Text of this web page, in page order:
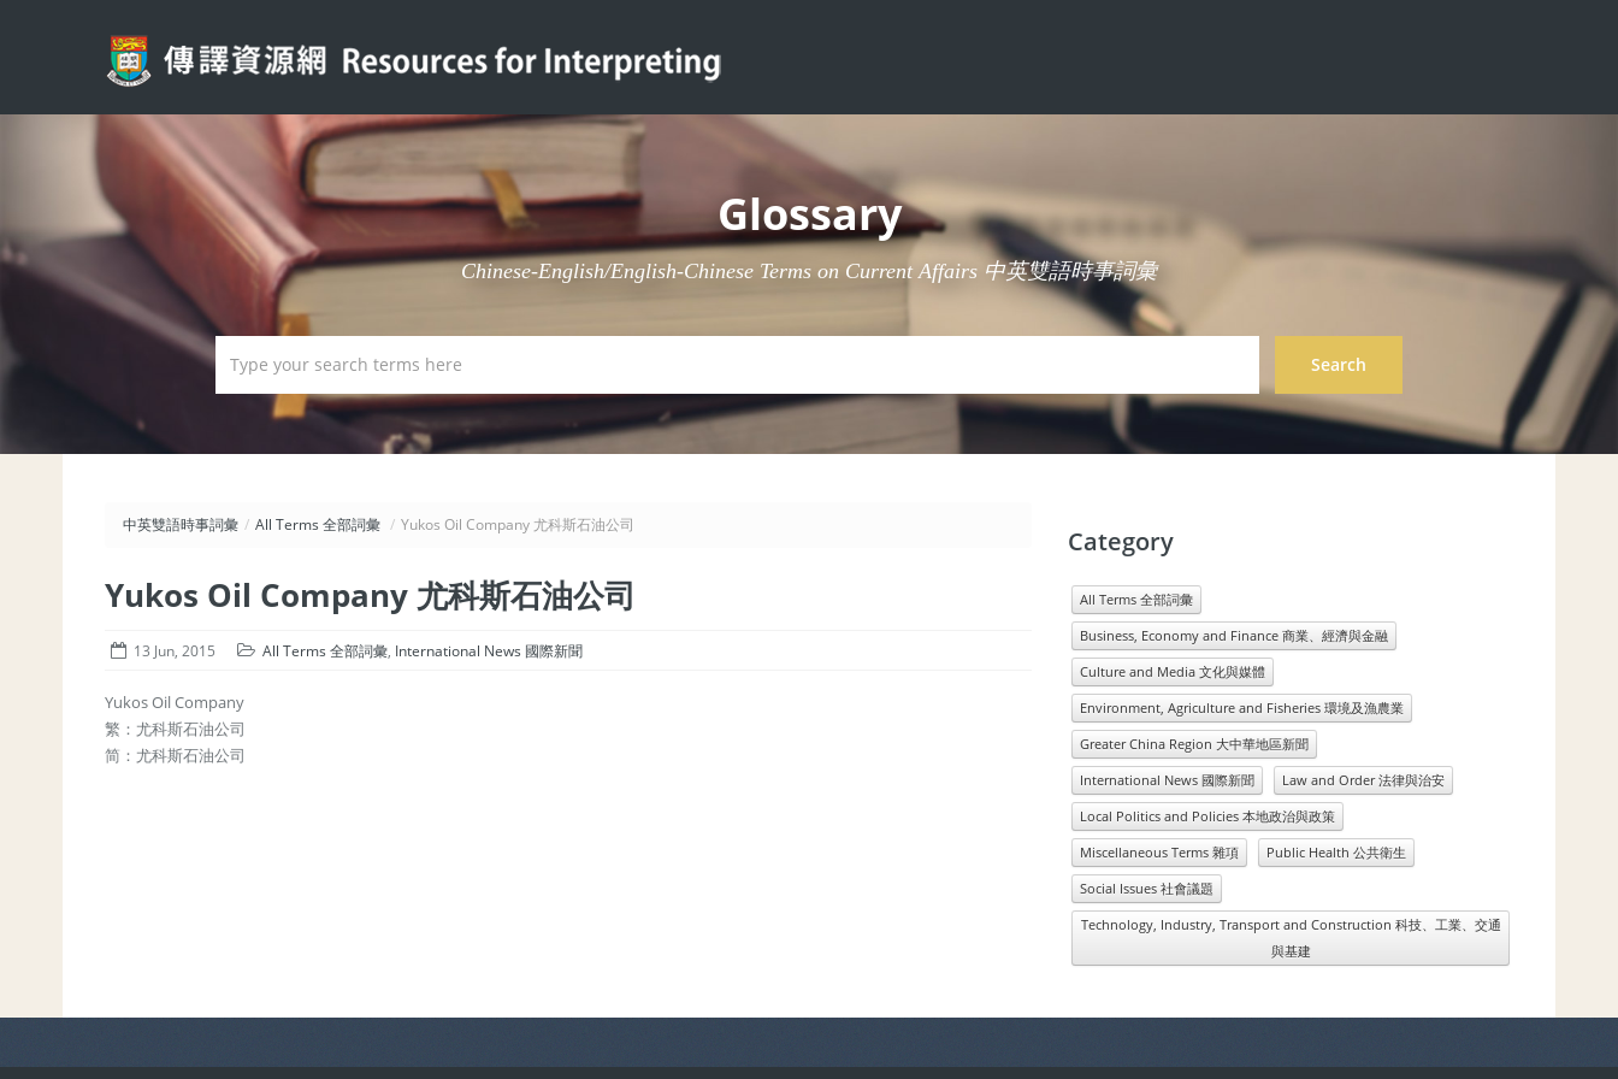
Glossary
Chinese-English/English-Chinese Terms on Current Affairs 中英雙語時事詞彙
中英雙語時事詞彙 / All Terms 全部詞彙 / Yukos Oil Company 尤科斯石油公司
Yukos Oil Company 尤科斯石油公司
13 Jun, 2015 All Terms 全部詞彙, International News 國際新聞
Yukos Oil Company
繁：尤科斯石油公司
简：尤科斯石油公司
Category
All Terms 全部詞彙
Business, Economy and Finance 商業、經濟與金融
Culture and Media 文化與媒體
Environment, Agriculture and Fisheries 環境及漁農業
Greater China Region 大中華地區新聞
International News 國際新聞
Law and Order 法律與治安
Local Politics and Policies 本地政治與政策
Miscellaneous Terms 雜項
Public Health 公共衛生
Social Issues 社會議題
Technology, Industry, Transport and Construction 科技、工業、交通
與基建